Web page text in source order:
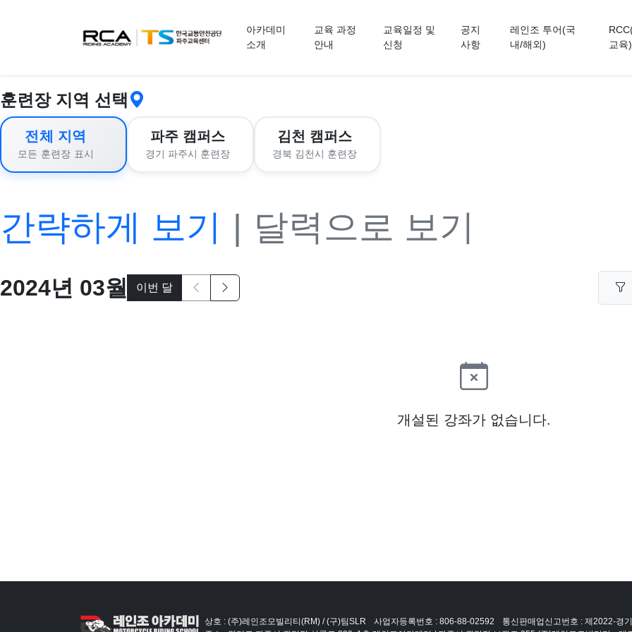
아카데미
소개
교육 과정
안내
교육일정 및
신청
공지
사항
레인조 투어(국
내/해외)
교육)
훈련장 지역 선택
전체 지역
모든 훈련장 표시
파주 캠퍼스
경기 파주시 훈련장
김천 캠퍼스
경북 김천시 훈련장
간략하게 보기 | 달력으로 보기
2024년 03월 이번 달
개설된 강좌가 없습니다.
상호 : (주)레인조모빌리티(RM) / (구)팀SLR 사업자등록번호 : 806-88-02592 통신판매업신고번호 : 제2022-경